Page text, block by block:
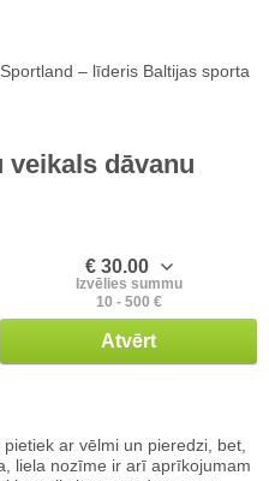
– līderis Baltijas sporta
dāvanu
€ 30.00
Izvēlies summu
10 - 500 €
Atvērt
ar vēlmi un pieredzi, bet,
liela nozīme ir arī aprīkojumam